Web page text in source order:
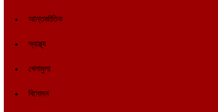
আন্তর্জাতিক
স্বাস্থ্য
খেলাধুলা
বিনোদন